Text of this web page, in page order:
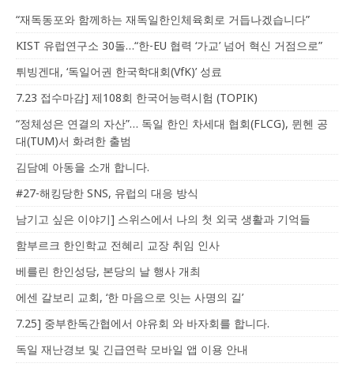
“재독동포와 함께하는 재독일한인체육회로 거듭나겠습니다”
KIST 유럽연구소 30돌…“한-EU 협력 ‘가교’ 넘어 혁신 거점으로”
튀빙겐대, ‘독일어권 한국학대회(VfK)’ 성료
7.23 접수마감] 제108회 한국어능력시험 (TOPIK)
“정체성은 연결의 자산”… 독일 한인 차세대 협회(FLCG), 뮌헨 공
대(TUM)서 화려한 출범
김담예 아동을 소개 합니다.
#27-해킹당한 SNS, 유럽의 대응 방식
남기고 싶은 이야기] 스위스에서 나의 첫 외국 생활과 기억들
함부르크 한인학교 전혜리 교장 취임 인사
베를린 한인성당, 본당의 날 행사 개최
에센 갈보리 교회, ‘한 마음으로 잇는 사명의 길’
7.25] 중부한독간협에서 야유회 와 바자회를 합니다.
독일 재난경보 및 긴급연락 모바일 앱 이용 안내